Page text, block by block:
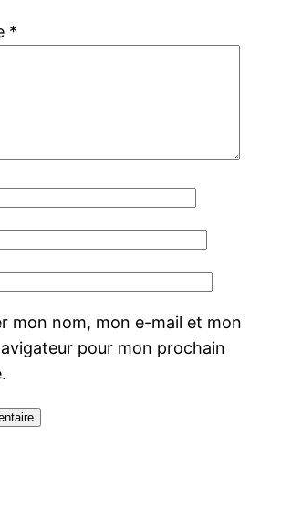
*
mon nom, mon e-mail et mon
pour mon prochain